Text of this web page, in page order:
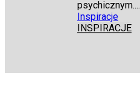
psychicznym....
Inspiracje
INSPIRACJE